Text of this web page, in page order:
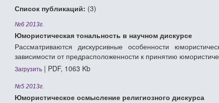
Список публикаций: (3)
№6 2013г.
Юмористическая тональность в научном дискурсе
Рассматриваются дискурсивные особенности
зависимости от предрасположенности к принятию
Загрузить | PDF, 1063 Kb
№5 2013г.
Юмористическое осмысление религиозного дискурса